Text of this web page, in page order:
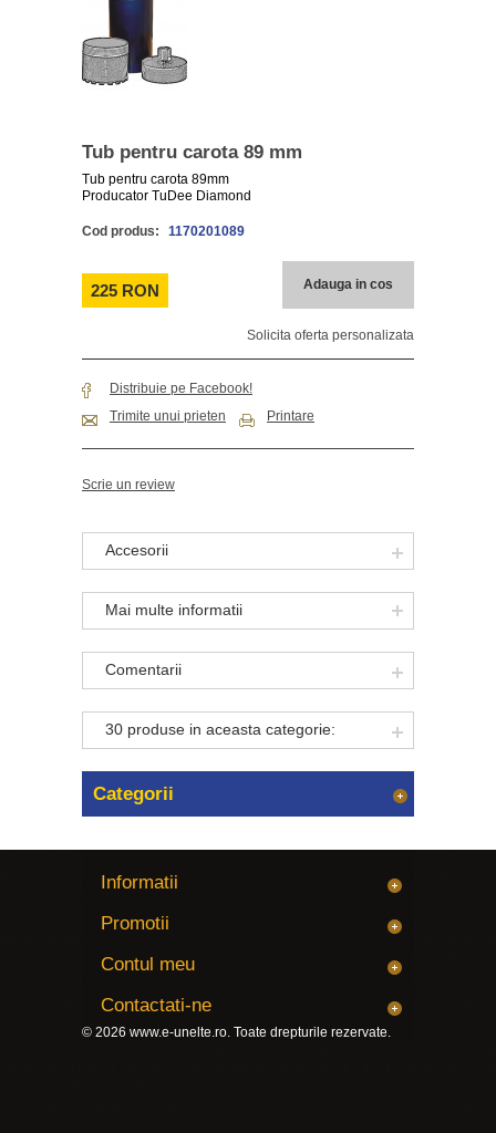
Tub pentru carota 89 mm
Tub pentru carota 89mm
Producator TuDee Diamond
Cod produs: 1170201089
225 RON Adauga in cos
Solicita oferta personalizata
Distribuie pe Facebook!
Trimite unui prieten
Printare
Scrie un review
Accesorii
Mai multe informatii
Comentarii
30 produse in aceasta categorie:
Categorii
Informatii
Promotii
Contul meu
Contactati-ne
© 2026 www.e-unelte.ro. Toate drepturile rezervate.